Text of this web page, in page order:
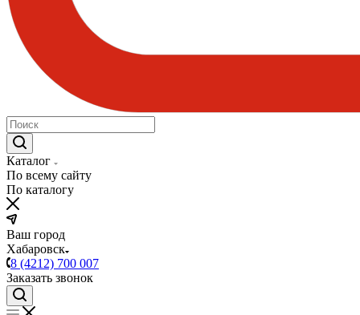
Каталог
По всему сайту
По каталогу
Ваш город
Хабаровск
8 (4212) 700 007
Заказать звонок